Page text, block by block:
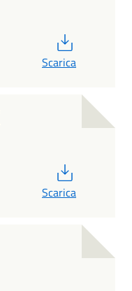
Scarica
Scarica